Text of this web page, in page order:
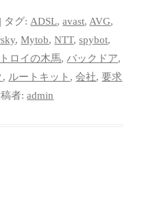
ed
In
| タグ: ADSL,avast, AVG,
,Mytob,NTT,spybot,
トロイの木馬,バックドア,
, ルートキット ,会社,要求
者:admin